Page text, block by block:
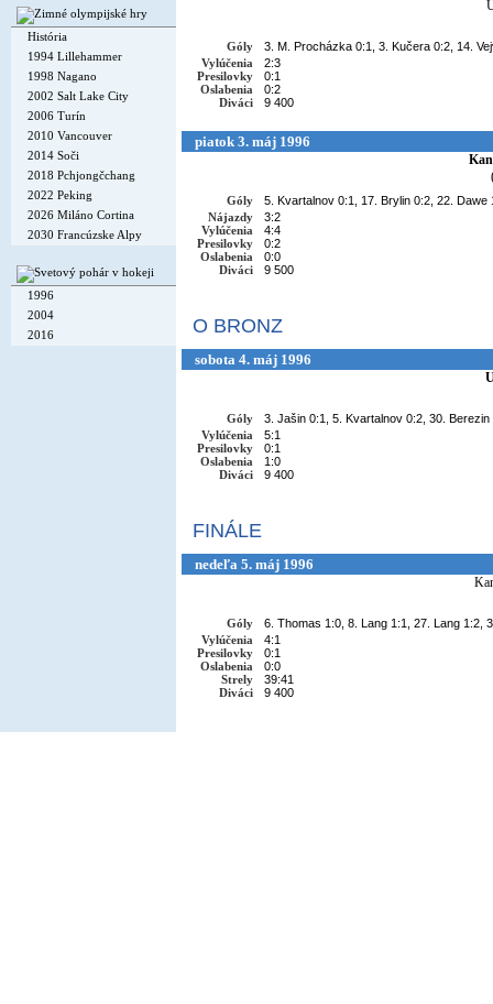
História
1994 Lillehammer
1998 Nagano
2002 Salt Lake City
2006 Turín
2010 Vancouver
2014 Soči
2018 Pchjongčchang
2022 Peking
2026 Miláno Cortina
2030 Francúzske Alpy
1996
2004
2016
Góly
3. M. Procházka 0:1, 3. Kučera 0:2, 14.
Vylúčenia
2:3
Presilovky
0:1
Oslabenia
0:2
Diváci
9 400
piatok 3. máj 1996
Góly
5. Kvartalnov 0:1, 17. Brylin 0:2, 22.
Nájazdy
3:2
Vylúčenia
4:4
Presilovky
0:2
Oslabenia
0:0
Diváci
9 500
O BRONZ
sobota 4. máj 1996
Góly
3. Jašin 0:1, 5. Kvartalnov 0:2, 30.
Vylúčenia
5:1
Presilovky
0:1
Oslabenia
1:0
Diváci
9 400
FINÁLE
nedeľa 5. máj 1996
Góly
6. Thomas 1:0, 8. Lang 1:1, 27. Lang 1:2,
Vylúčenia
4:1
Presilovky
0:1
Oslabenia
0:0
Strely
39:41
Diváci
9 400